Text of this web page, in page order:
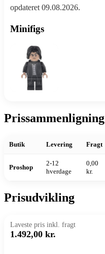
opdateret 09.08.2026.
Minifigs
Prissammenligning
Butik Levering Fragt
Proshop
2-12
hverdage
0,00
kr.
Prisudvikling
Laveste pris inkl. fragt
1.492,00 kr.